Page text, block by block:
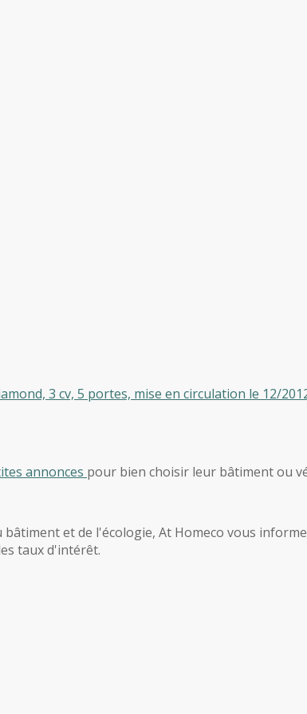
3 cv, 5 portes, mise en circulation le 12/
annonces pour bien choisir leur bâtiment ou
et de l'écologie, At Homeco vous
taux d'intérêt.